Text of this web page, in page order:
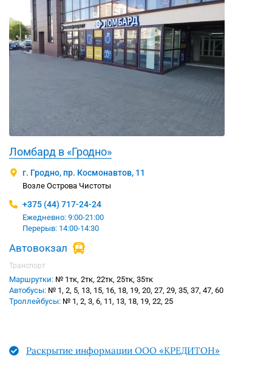
Ломбард в «Гродно»
г. Гродно, пр. Космонавтов, 11
Возле Острова Чистоты
+375 (44) 717-24-24
Ежедневно: 9:00-21:00
Перерыв: 14:00-14:30
Автовокзал
Транспорт
Маршрутки: № 1тк, 2тк, 22тк, 25тк, 35тк
Автобусы: № 1, 2, 5, 13, 15, 16, 18, 19, 20, 27, 29, 35, 37, 47, 60
Троллейбусы: № 1, 2, 3, 6, 11, 13, 18, 19, 22, 25
Раскрытие информации ООО «КРЕДИТОН»